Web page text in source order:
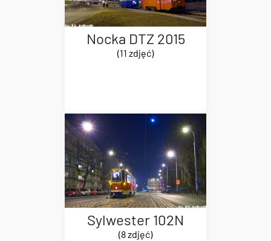
Nocka DTZ 2015
(11 zdjęć)
Sylwester 102N
(8 zdjęć)